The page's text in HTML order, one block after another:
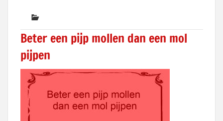
Beter een pijp mollen dan een mol
pijpen